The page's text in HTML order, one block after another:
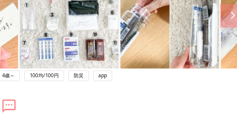
4歳～ 100均/100円 防災 app